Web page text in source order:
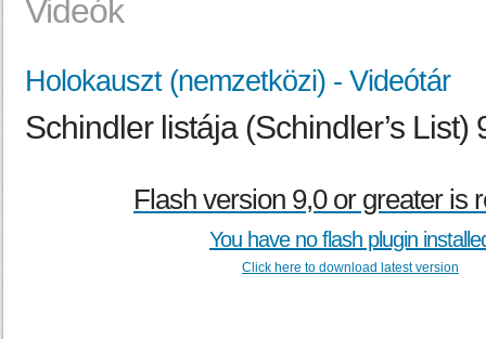
Videók
Holokauszt (nemzetközi) - Videótár
Schindler listája (Schindler’s List)
Flash version 9,0 or greater is
You have no flash plugin
Click here to download latest version